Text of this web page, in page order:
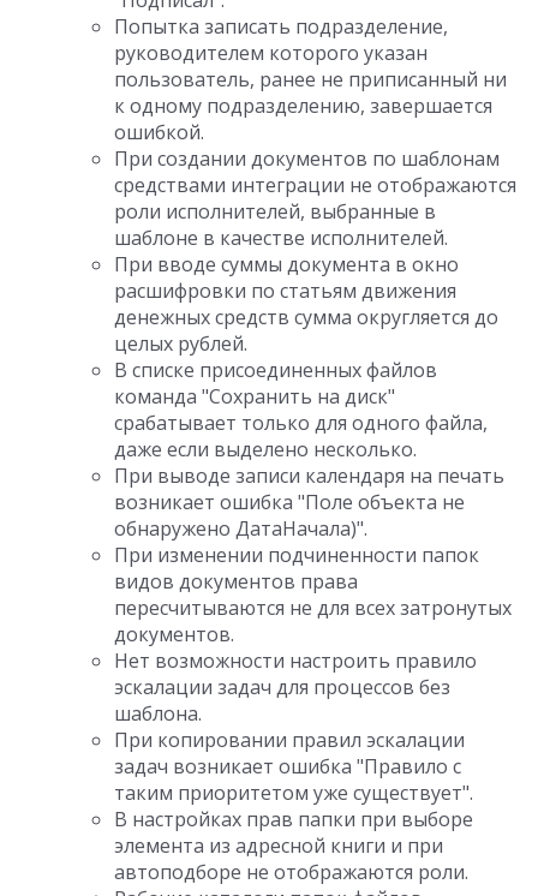
Попытка записать подразделение,
руководителем которого указан
пользователь, ранее не приписанный ни
к одному подразделению, завершается
ошибкой.
При создании документов по шаблонам
средствами интеграции не отображаются
роли исполнителей, выбранные в
шаблоне в качестве исполнителей.
При вводе суммы документа в окно
расшифровки по статьям движения
денежных средств сумма округляется до
целых рублей.
В списке присоединенных файлов
команда "Сохранить на диск"
срабатывает только для одного файла,
даже если выделено несколько.
При выводе записи календаря на печать
возникает ошибка "Поле объекта не
обнаружено ДатаНачала)".
При изменении подчиненности папок
видов документов права
пересчитываются не для всех затронутых
документов.
Нет возможности настроить правило
эскалации задач для процессов без
шаблона.
При копировании правил эскалации
задач возникает ошибка "Правило с
таким приоритетом уже существует".
В настройках прав папки при выборе
элемента из адресной книги и при
автоподборе не отображаются роли.